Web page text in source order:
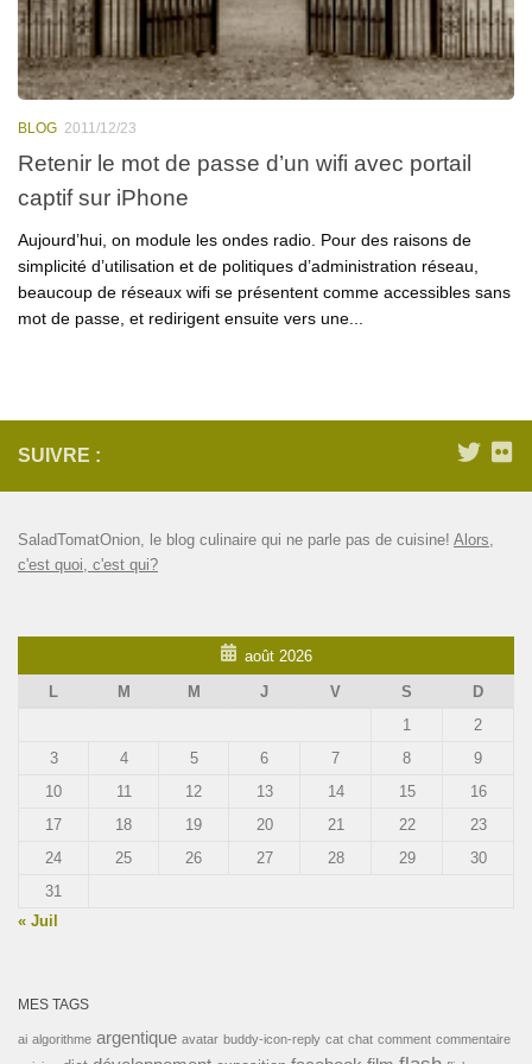
BLOG 2011/12/23
Retenir le mot de passe d’un wifi avec portail
captif sur iPhone
Aujourd’hui, on module les ondes radio. Pour des raisons de
simplicité d’utilisation et de politiques d’administration réseau,
beaucoup de réseaux wifi se présentent comme accessibles sans
mot de passe, et redirigent ensuite vers une...
SUIVRE :
SaladTomatOnion, le blog culinaire qui ne parle pas de cuisine! Alors,
c'est quoi, c'est qui?
août 2026
L
M M J V S
D
1
2
3
4 5 6 7 8
9
10
11 12 13 14 15
16
17
18 19 20 21 22
23
24
25 26 27 28 29
30
31
« Juil
MES TAGS
ai algorithme argentique avatar buddy-icon-reply cat chat comment commentaire